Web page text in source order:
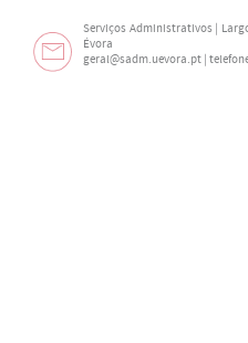
Serviços Administrativos |
Évora
geral@sadm.uevora.pt | telefone